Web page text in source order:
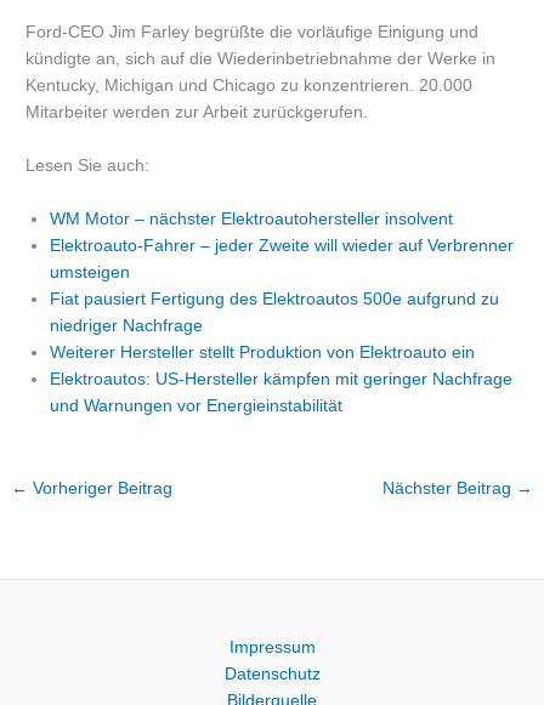
Ford-CEO Jim Farley begrüßte die vorläufige Einigung und
kündigte an, sich auf die Wiederinbetriebnahme der Werke in
Kentucky, Michigan und Chicago zu konzentrieren. 20.000
Mitarbeiter werden zur Arbeit zurückgerufen.
Lesen Sie auch:
WM Motor – nächster Elektroautohersteller insolvent
Elektroauto-Fahrer – jeder Zweite will wieder auf Verbrenner
umsteigen
Fiat pausiert Fertigung des Elektroautos 500e aufgrund zu
niedriger Nachfrage
Weiterer Hersteller stellt Produktion von Elektroauto ein
Elektroautos: US-Hersteller kämpfen mit geringer Nachfrage
und Warnungen vor Energieinstabilität
← Vorheriger Beitrag Nächster Beitrag →
Impressum
Datenschutz
Bilderquelle